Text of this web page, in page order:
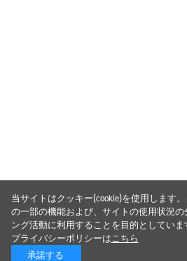
当サイトはクッキー(cookie)を使用します
の一部の機能および、サイトの使用状況の
ング活動に利用することを目的としていま
プライバシーポリシーはこちら
承諾する